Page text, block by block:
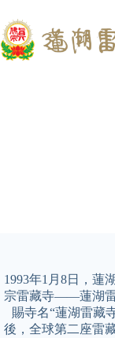
1993年1月8日，蓮
宗雷藏寺——蓮湖雷
賜寺名“蓮湖雷藏
後，全球第二座雷